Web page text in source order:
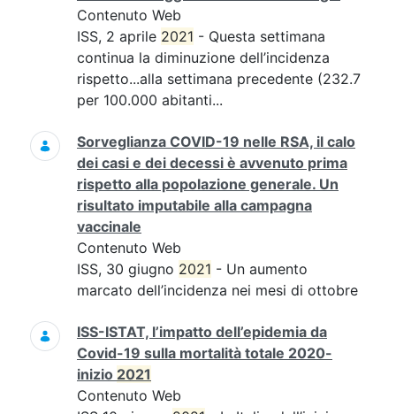
Contenuto Web
ISS, 2 aprile 2021 - Questa settimana
continua la diminuzione dell’incidenza
rispetto...alla settimana precedente (232.7
per 100.000 abitanti...
Sorveglianza COVID-19 nelle RSA, il calo
dei casi e dei decessi è avvenuto prima
rispetto alla popolazione generale. Un
risultato imputabile alla campagna
vaccinale
Contenuto Web
ISS, 30 giugno 2021 - Un aumento
marcato dell’incidenza nei mesi di ottobre
ISS-ISTAT, l’impatto dell’epidemia da
Covid-19 sulla mortalità totale 2020-
inizio 2021
Contenuto Web